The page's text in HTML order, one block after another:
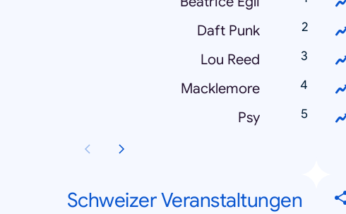
Daft Punk
Lou Reed
Macklemore
Psy
Schweizer Veranstaltungen